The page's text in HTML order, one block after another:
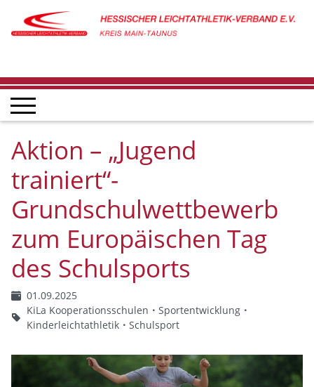
Aktion – „Jugend
trainiert“-
Grundschulwettbewerb
zum Europäischen Tag
des Schulsports
01.09.2025
KiLa Kooperationsschulen
Sportentwicklung
Kinderleichtathletik
Schulsport